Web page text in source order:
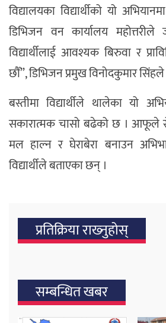
विद्यालयका विद्यार्थीको यो
डिभिजन वन कार्यालय
विद्यार्थीलाई आवश्यक बिरुवा र
छौँ”, डिभिजन प्रमुख विनोदकुमार सिंहले
बस्तीमा विद्यार्थीले थालेका यो
सकारात्मक चासो बढेको छ । आफूले
मल हाल्न र घेराबेरा बनाउन
विद्यार्थीले बताएका छन् ।
प्रतिक्रिया राख्‍नुहोस्
सम्बन्धित खबर